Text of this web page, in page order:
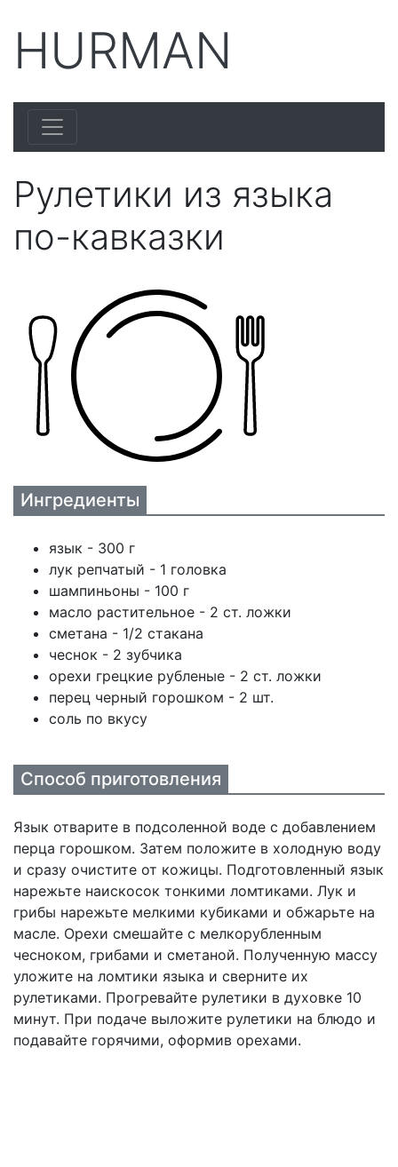
HURMAN
Рулетики из языка
по-кавказки
Ингредиенты
язык - 300 г
лук репчатый - 1 головка
шампиньоны - 100 г
масло растительное - 2 ст. ложки
сметана - 1/2 стакана
чеснок - 2 зубчика
орехи грецкие рубленые - 2 ст. ложки
перец черный горошком - 2 шт.
соль по вкусу
Способ приготовления
Язык отварите в подсоленной воде с добавлением
перца горошком. Затем положите в холодную воду
и сразу очистите от кожицы. Подготовленный язык
нарежьте наискосок тонкими ломтиками. Лук и
грибы нарежьте мелкими кубиками и обжарьте на
масле. Орехи смешайте с мелкорубленным
чесноком, грибами и сметаной. Полученную массу
уложите на ломтики языка и сверните их
рулетиками. Прогревайте рулетики в духовке 10
минут. При подаче выложите рулетики на блюдо и
подавайте горячими, оформив орехами.